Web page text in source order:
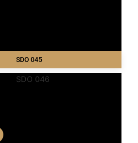
SDO 045